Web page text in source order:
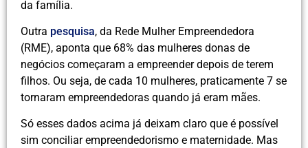
da família.
Outra pesquisa, da Rede Mulher Empreendedora
(RME), aponta que 68% das mulheres donas de
negócios começaram a empreender depois de terem
filhos. Ou seja, de cada 10 mulheres, praticamente 7 se
tornaram empreendedoras quando já eram mães.
Só esses dados acima já deixam claro que é possível
sim conciliar empreendedorismo e maternidade. Mas